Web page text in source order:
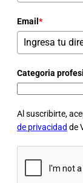
Email *
Categoria
Al suscribirte,
de privacidad de